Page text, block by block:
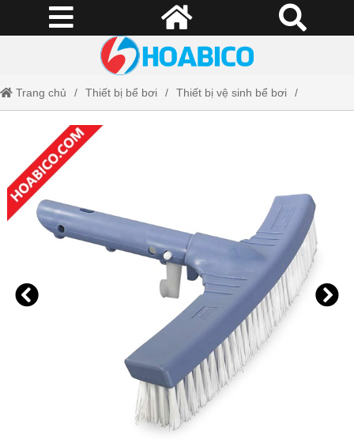
Trang chủ Thiết bị bể bơi Thiết bị vệ sinh bể bơi
Chổi vệ sinh Astral loại cong